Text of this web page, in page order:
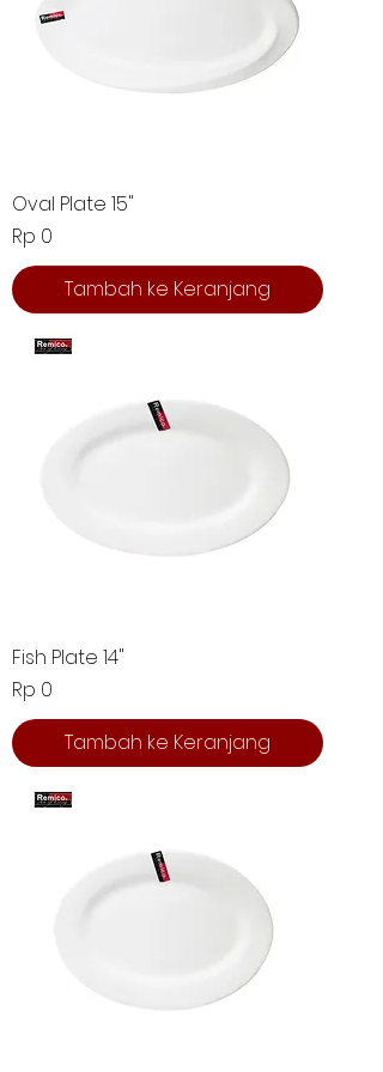
Oval Plate 15"
Harga
Rp 0
Tambah ke Keranjang
Fish Plate 14"
Harga
Rp 0
Tambah ke Keranjang